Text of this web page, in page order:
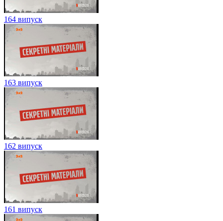
164 випуск
163 випуск
162 випуск
161 випуск